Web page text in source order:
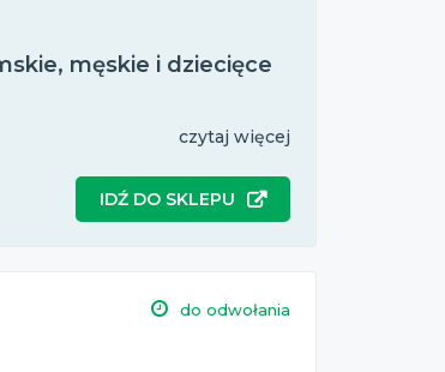
męskie i dziecięce
czytaj więcej
IDŹ DO SKLEPU
do odwołania